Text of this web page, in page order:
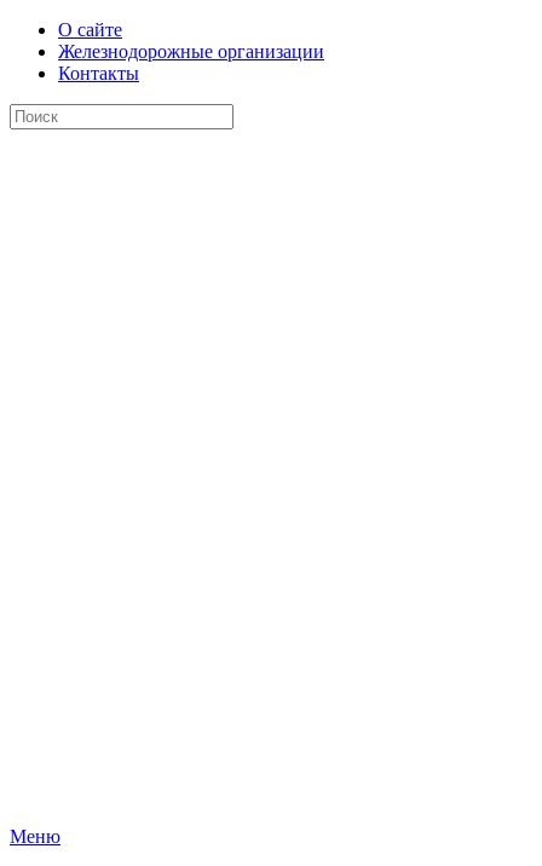
О сайте
Железнодорожные организации
Контакты
Меню